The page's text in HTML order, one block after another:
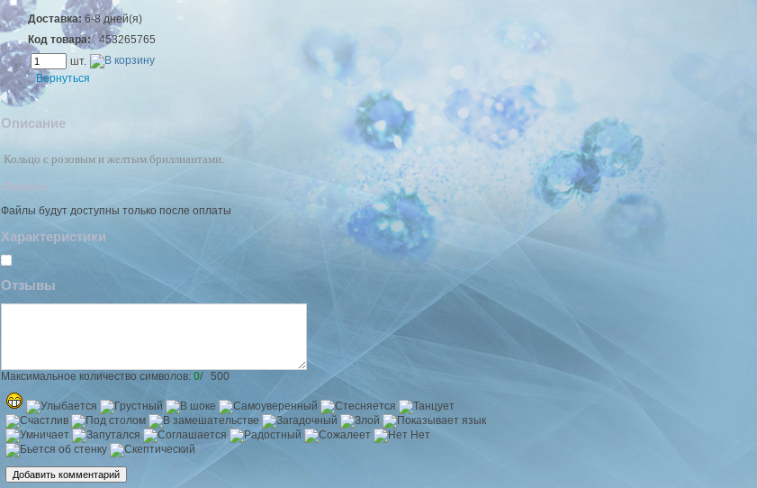
Доставка: 6-8 дней(я)
Код товара:453265765
шт.
Вернуться
Описание
Кольцо с розовым и желтым бриллиантами.
Файлы
Файлы будут доступны только после оплаты
Характеристики
Отзывы
Максимальное количество символов: 0/ 500